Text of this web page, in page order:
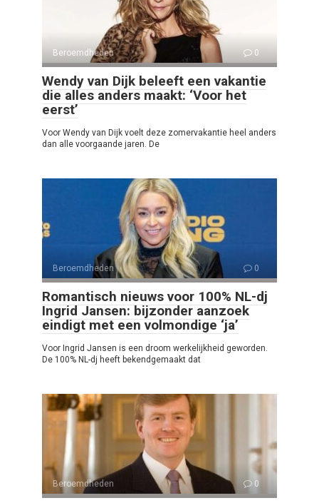
Beroemdheden 0
Wendy van Dijk beleeft een vakantie
die alles anders maakt: ‘Voor het
eerst’
Voor Wendy van Dijk voelt deze zomervakantie heel anders
dan alle voorgaande jaren. De
Beroemdheden 0
Romantisch nieuws voor 100% NL-dj
Ingrid Jansen: bijzonder aanzoek
eindigt met een volmondige ‘ja’
Voor Ingrid Jansen is een droom werkelijkheid geworden.
De 100% NL-dj heeft bekendgemaakt dat
Beroemdheden 0